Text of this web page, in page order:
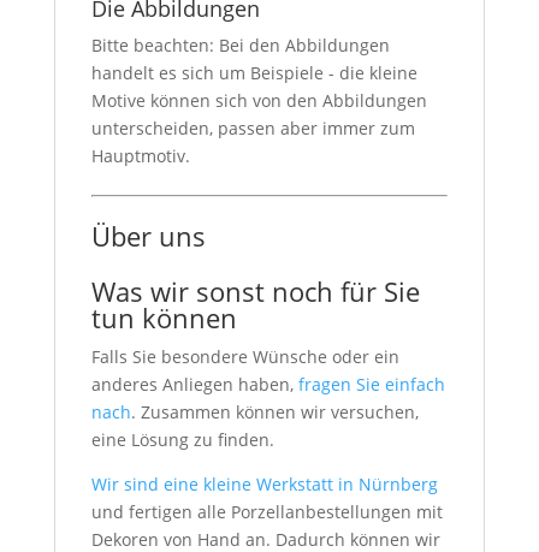
Die Abbildungen
Bitte beachten: Bei den Abbildungen
handelt es sich um Beispiele - die kleine
Motive können sich von den Abbildungen
unterscheiden, passen aber immer zum
Hauptmotiv.
Über uns
Was wir sonst noch für Sie
tun können
Falls Sie besondere Wünsche oder ein
anderes Anliegen haben, fragen Sie einfach
nach. Zusammen können wir versuchen,
eine Lösung zu finden.
Wir sind eine kleine Werkstatt in Nürnberg
und fertigen alle Porzellanbestellungen mit
Dekoren von Hand an. Dadurch können wir